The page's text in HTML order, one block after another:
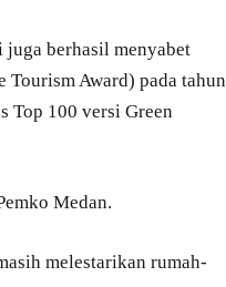
berhasil menyabet
Tourism Award) pada tahun
Top 100 versi Green
Medan.
melestarikan rumah-